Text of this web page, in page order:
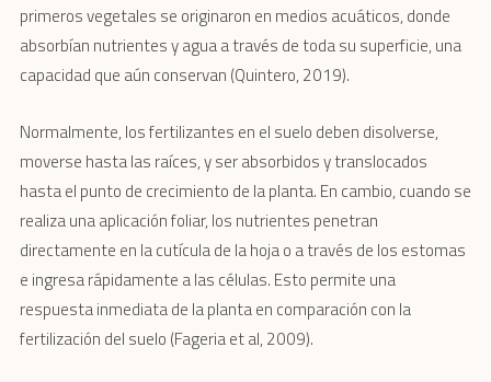
primeros vegetales se originaron en medios acuáticos, donde
absorbían nutrientes y agua a través de toda su superficie, una
capacidad que aún conservan (Quintero, 2019).
Normalmente, los fertilizantes en el suelo deben disolverse,
moverse hasta las raíces, y ser absorbidos y translocados
hasta el punto de crecimiento de la planta. En cambio, cuando se
realiza una aplicación foliar, los nutrientes penetran
directamente en la cutícula de la hoja o a través de los estomas
e ingresa rápidamente a las células. Esto permite una
respuesta inmediata de la planta en comparación con la
fertilización del suelo (Fageria et al, 2009).